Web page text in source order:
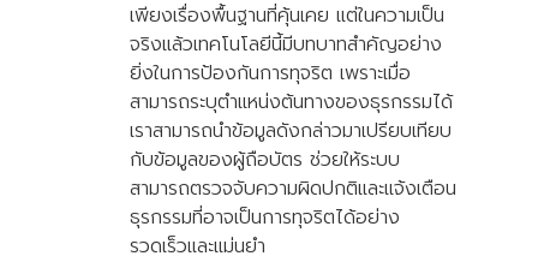
เพียงเรื่องพื้นฐานที่คุ้นเคย แต่ในความเป็น
จริงแล้วเทคโนโลยีนี้มีบทบาทสำคัญอย่าง
ยิ่งในการป้องกันการทุจริต เพราะเมื่อ
สามารถระบุตำแหน่งต้นทางของธุรกรรมได้
เราสามารถนำข้อมูลดังกล่าวมาเปรียบเทียบ
กับข้อมูลของผู้ถือบัตร ช่วยให้ระบบ
สามารถตรวจจับความผิดปกติและแจ้งเตือน
ธุรกรรมที่อาจเป็นการทุจริตได้อย่าง
รวดเร็วและแม่นยำ